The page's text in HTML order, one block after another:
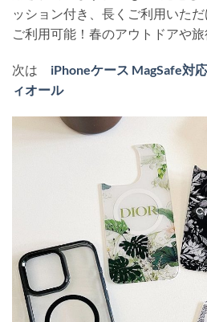
ッション付き、長くご利用いた
ご利用可能！春のアウトドアや旅
次は iPhoneケース MagSafe対
ィオール